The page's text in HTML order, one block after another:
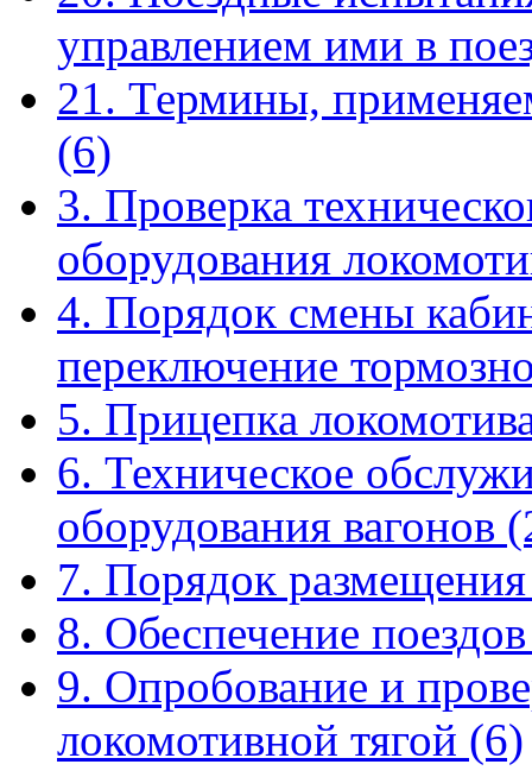
управлением ими в
21. Термины,
(6)
3. Проверка
оборудования
4. Порядок смены
переключение
5. Прицепка
6. Техническое
оборудования вагонов
7. Порядок
8. Обеспечение
9. Опробование и
локомотивной тягой (6)